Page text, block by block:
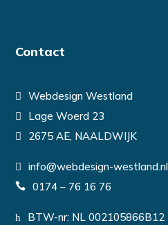
Contact
Webdesign Westland
Lage Woerd 23
2675 AE, NAALDWIJK
info@webdesign-westland.nl
0174 – 76 16 76
BTW-nr: NL 002105866B12